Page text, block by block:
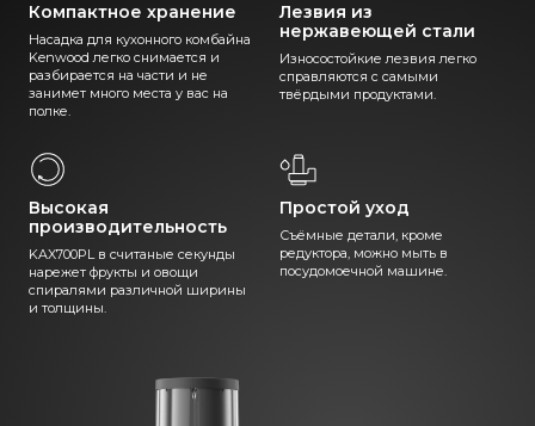
Компактное хранение
Насадка для кухонного комбайна
Kenwood легко снимается и
разбирается на части и не
занимет много места у вас на
полке.
Лезвия из
нержавеющей стали
Износостойкие лезвия легко
справляются с самыми
твёрдыми продуктами.
Высокая
производительность
KAX700PL в считаные секунды
нарежет фрукты и овощи
спиралями различной ширины
и толщины.
Простой уход
Съёмные детали, кроме
редуктора, можно мыть в
посудомоечной машине.